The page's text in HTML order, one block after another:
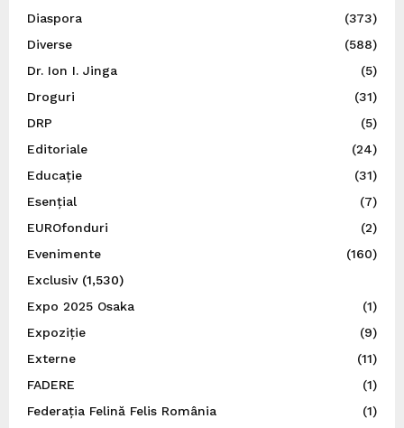
Diaspora
(373)
Diverse
(588)
Dr. Ion I. Jinga
(5)
Droguri
(31)
DRP
(5)
Editoriale
(24)
Educație
(31)
Esențial
(7)
EUROfonduri
(2)
Evenimente
(160)
Exclusiv(1,530)
Expo 2025 Osaka
(1)
Expoziție
(9)
Externe
(11)
FADERE
(1)
Federația Felină Felis România
(1)